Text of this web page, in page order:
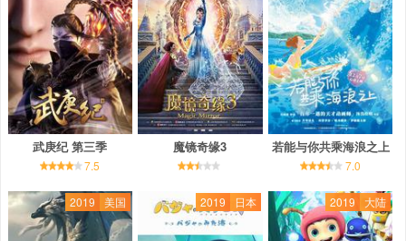
武庚纪 第三季
7.5
魔镜奇缘3 若能与你共乘海浪之上
7.0
2019 美国 2019 日本 2019 大陆